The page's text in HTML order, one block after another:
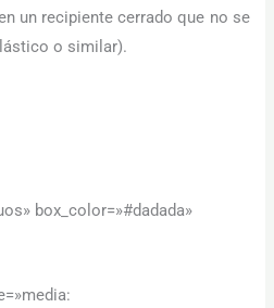
un recipiente cerrado que no se
o similar).
box_color=»#dadada»
base a cómo
se usa la web.
durante tu
visita. Si
funcionalidades